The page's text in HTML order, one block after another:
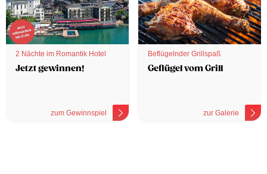
2 Nächte im Romantik Hotel
Jetzt gewinnen!
zum Gewinnspiel
Beflügelnder Grillspaß
Geflügel vom Grill
zur Galerie